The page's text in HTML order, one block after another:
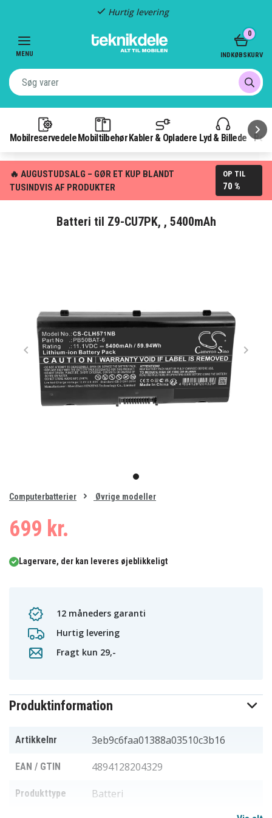
Hurtig levering
MENU
Mobilreservedele Mobiltilbehør Kabler & Opladere Lyd & Billede
0
INDKØBSKURV
🔥 AUGUSTUDSALG – GØR ET KUP BLANDT
TUSINDVIS AF PRODUKTER
OP TIL
70 %
Batteri til Z9-CU7PK, , 5400mAh
item
0
of
Computerbatterier Øvrige modeller
699 kr.
Lagervare, der kan leveres øjeblikkeligt
12 måneders garanti
Hurtig levering
Fragt kun 29,-
Produktinformation
Artikkelnr 3eb9c6faa01388a03510c3b16
EAN / GTIN 4894128204329
Produkttype Batteri